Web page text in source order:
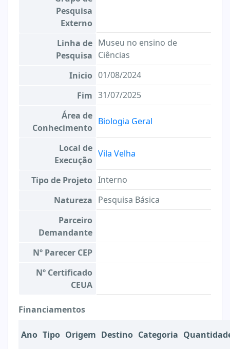
Pesquisa
Externo
Linha de
Pesquisa
Museu no ensino de
Ciências
Inicio 01/08/2024
Fim 31/07/2025
Área de
Conhecimento
Biologia Geral
Local de
Execução
Vila Velha
Tipo de Projeto Interno
Natureza Pesquisa Básica
Parceiro
Demandante
Nº Parecer CEP
Nº Certificado
CEUA
Financiamentos
Ano Tipo Origem Destino Categoria